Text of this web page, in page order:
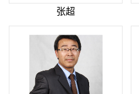
张超